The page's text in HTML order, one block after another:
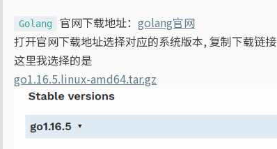
Golang 官网下载地址： golang官网
打开官网下载地址选择对应的系统版本, 复制下载链接
这里我选择的是
go1.16.5.linux-amd64.tar.gz